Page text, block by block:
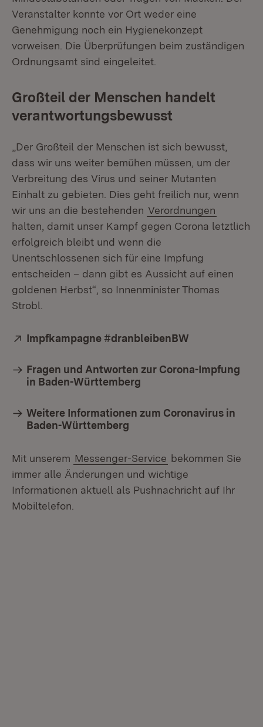
Veranstalter konnte vor Ort weder eine
Genehmigung noch ein Hygienekonzept
vorweisen. Die Überprüfungen beim zuständigen
Ordnungsamt sind eingeleitet.
Großteil der Menschen handelt
verantwortungsbewusst
„Der Großteil der Menschen ist sich bewusst,
dass wir uns weiter bemühen müssen, um der
Verbreitung des Virus und seiner Mutanten
Einhalt zu gebieten. Dies geht freilich nur, wenn
wir uns an die bestehenden Verordnungen
halten, damit unser Kampf gegen Corona letztlich
erfolgreich bleibt und wenn die
Unentschlossenen sich für eine Impfung
entscheiden – dann gibt es Aussicht auf einen
goldenen Herbst“, so Innenminister Thomas
Strobl.
Extern:
Impfkampagne #dranbleibenBW
Fragen und Antworten zur Corona-Impfung
in Baden-Württemberg
Weitere Informationen zum Coronavirus in
Baden-Württemberg
Mit unserem Messenger-Service bekommen Sie
immer alle Änderungen und wichtige
Informationen aktuell als Pushnachricht auf Ihr
Mobiltelefon.